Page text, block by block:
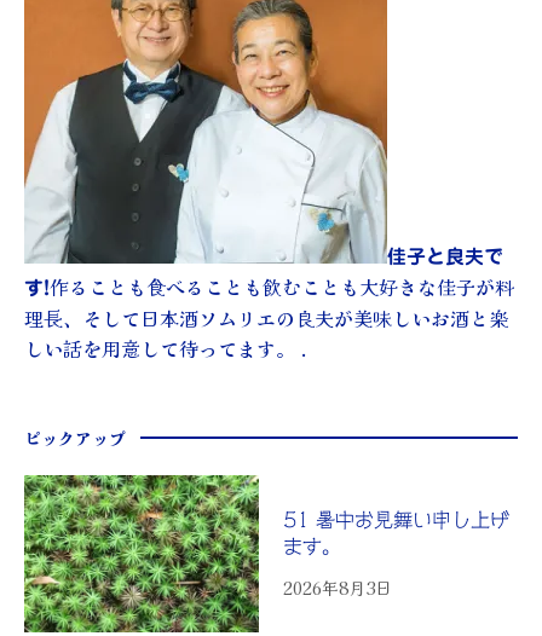
佳子と良夫で
す!作ることも食べることも飲むことも大好きな佳子が料
理長、そして日本酒ソムリエの良夫が美味しいお酒と楽
しい話を用意して待ってます。 .
ピックアップ
51 暑中お見舞い申し上げ
ます。
2026年8月3日